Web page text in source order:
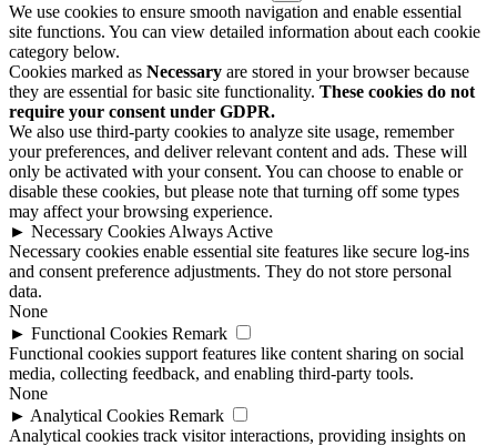
We use cookies to ensure smooth navigation and enable essential
site functions. You can view detailed information about each cookie
category below.
Cookies marked as Necessary are stored in your browser because
they are essential for basic site functionality. These cookies do not
require your consent under GDPR.
We also use third-party cookies to analyze site usage, remember
your preferences, and deliver relevant content and ads. These will
only be activated with your consent. You can choose to enable or
disable these cookies, but please note that turning off some types
may affect your browsing experience.
► Necessary Cookies Always Active
Necessary cookies enable essential site features like secure log-ins
and consent preference adjustments. They do not store personal
data.
None
► Functional Cookies Remark
Functional cookies support features like content sharing on social
media, collecting feedback, and enabling third-party tools.
None
► Analytical Cookies Remark
Analytical cookies track visitor interactions, providing insights on